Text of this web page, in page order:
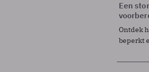
Een
Ontdek
beperkt